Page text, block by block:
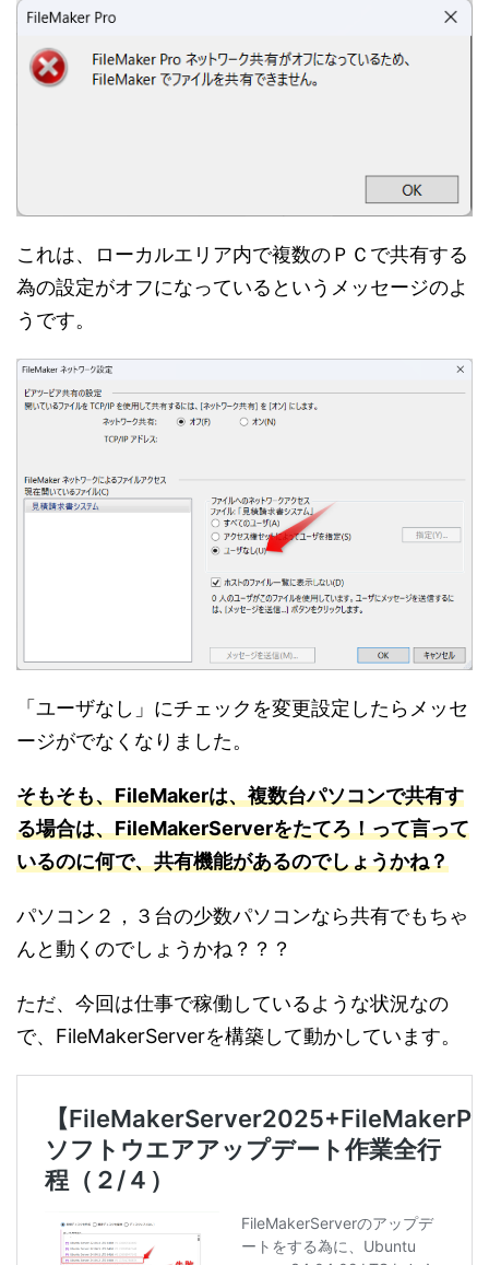
これは、ローカルエリア内で複数のＰＣで共有する
為の設定がオフになっているというメッセージのよ
うです。
「ユーザなし」にチェックを変更設定したらメッセ
ージがでなくなりました。
そもそも、FileMakerは、複数台パソコンで共有す
る場合は、FileMakerServerをたてろ！って言って
いるのに何で、共有機能があるのでしょうかね？
パソコン２，３台の少数パソコンなら共有でもちゃ
んと動くのでしょうかね？？？
ただ、今回は仕事で稼働しているような状況なの
で、FileMakerServerを構築して動かしています。